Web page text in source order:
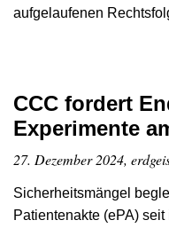
aufgelaufenen
CCC fordert
Experimente
27. Dezember 2024,
Sicherheitsmängel
Patientenakte (ePA)